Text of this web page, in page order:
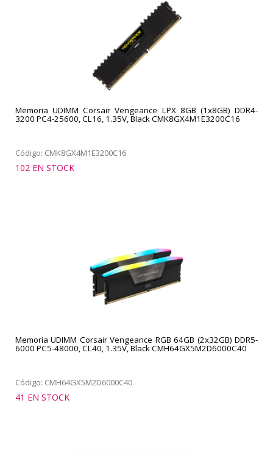
Memoria UDIMM Corsair Vengeance LPX 8GB (1x8GB) DDR4-
3200 PC4-25600, CL16, 1.35V, Black CMK8GX4M1E3200C16
Código: CMK8GX4M1E3200C16
102 EN STOCK
Memoria UDIMM Corsair Vengeance RGB 64GB (2x32GB) DDR5-
6000 PC5-48000, CL40, 1.35V, Black CMH64GX5M2D6000C40
Código: CMH64GX5M2D6000C40
41 EN STOCK